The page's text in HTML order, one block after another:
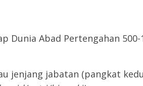
Dunia Abad Pertengahan
jenjang jabatan (pangkat